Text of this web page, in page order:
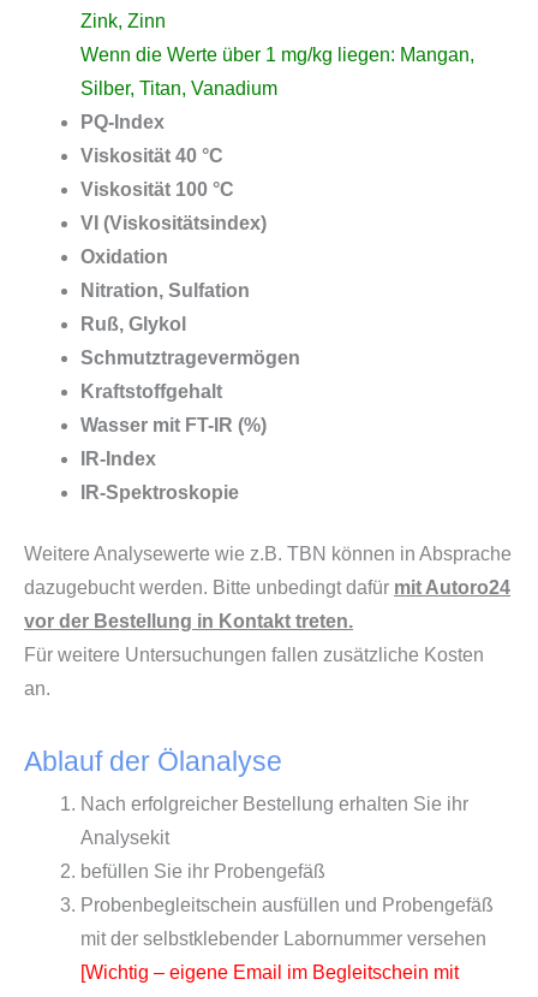
Zink, Zinn
Wenn die Werte über 1 mg/kg liegen: Mangan,
Silber, Titan, Vanadium
PQ-Index
Viskosität 40 °C
Viskosität 100 °C
VI (Viskositätsindex)
Oxidation
Nitration, Sulfation
Ruß, Glykol
Schmutztragevermögen
Kraftstoffgehalt
Wasser mit FT-IR (%)
IR-Index
IR-Spektroskopie
Weitere Analysewerte wie z.B. TBN können in Absprache
dazugebucht werden. Bitte unbedingt dafür mit Autoro24
vor der Bestellung in Kontakt treten.
Für weitere Untersuchungen fallen zusätzliche Kosten
an.
Ablauf der Ölanalyse
Nach erfolgreicher Bestellung erhalten Sie ihr
Analysekit
befüllen Sie ihr Probengefäß
Probenbegleitschein ausfüllen und Probengefäß
mit der selbstklebender Labornummer versehen
[Wichtig – eigene Email im Begleitschein mit